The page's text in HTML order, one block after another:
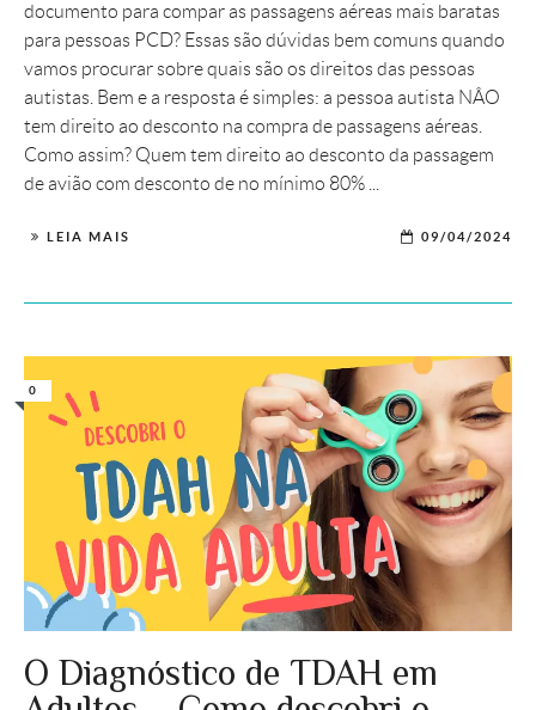
documento para compar as passagens aéreas mais baratas
para pessoas PCD? Essas são dúvidas bem comuns quando
vamos procurar sobre quais são os direitos das pessoas
autistas. Bem e a resposta é simples: a pessoa autista NÂO
tem direito ao desconto na compra de passagens aéreas.
Como assim? Quem tem direito ao desconto da passagem
de avião com desconto de no mínimo 80% ...
LEIA MAIS 09/04/2024
0
O Diagnóstico de TDAH em